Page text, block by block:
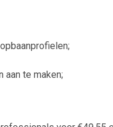
aan te maken;